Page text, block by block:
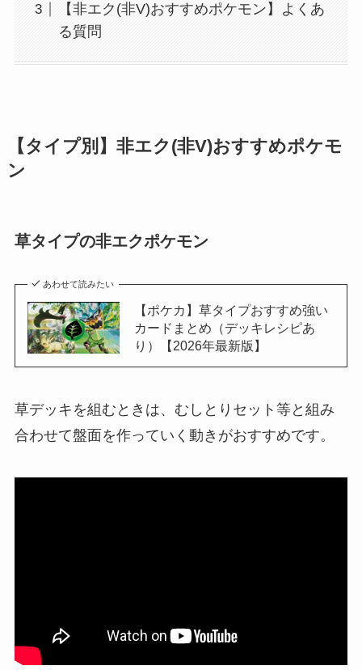
【非エク(非V)おすすめポケモン】よくあ
る質問
【タイプ別】非エク(非V)おすすめポケモ
ン
草タイプの非エクポケモン
あわせて読みたい
【ポケカ】草タイプおすすめ強い
カードまとめ（デッキレシピあ
り）【2026年最新版】
草デッキを組むときは、むしとりセット等と組み
合わせて盤面を作っていく動きがおすすめです。